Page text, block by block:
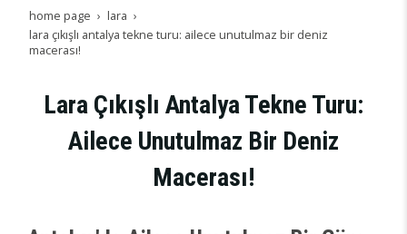
home page
lara
lara çıkışlı antalya tekne turu: ailece unutulmaz bir deniz
macerası!
Lara Çıkışlı Antalya Tekne Turu:
Ailece Unutulmaz Bir Deniz
Macerası!